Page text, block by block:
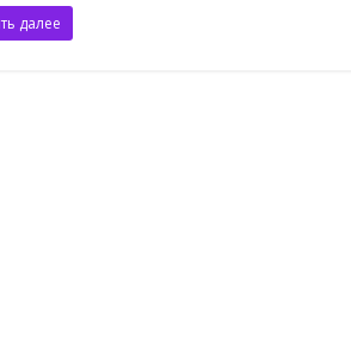
далее